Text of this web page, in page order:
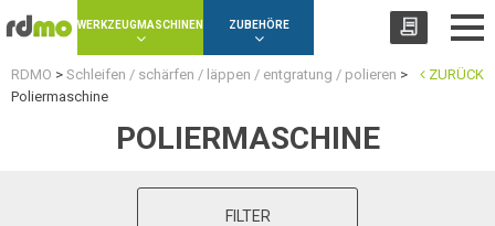
WERKZEUGMASCHINEN ZUBEHÖRE
ZURÜCK
RDMO > Schleifen / schärfen / läppen / entgratung / polieren >
Poliermaschine
POLIERMASCHINE
FILTER